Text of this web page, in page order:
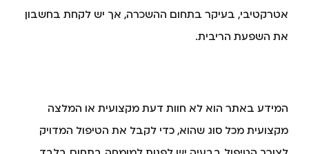
אטרקטיבי, בעיקר בתחום ההשכרה, אך יש לקחת בחשבון
את השפעת הריבית.
המידע באתר הוא לא חוות דעת מקצועית או המלצה
מקצועית מכל סוג שהוא, כדי לקבל את הטיפול המדויק